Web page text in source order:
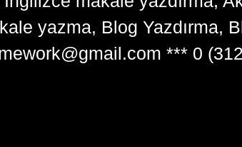
yazma, Blog Yazdırma,
*** 0